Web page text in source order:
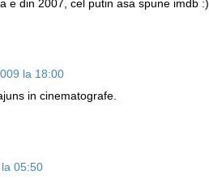
e din 2007, cel putin asa spune imdb :)
la 18:00
in cinematografe.
05:50